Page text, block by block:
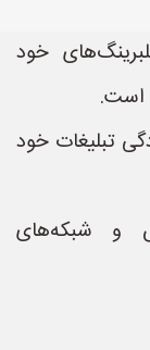
خود
است.
تبلیغات خود
و شبکه‌های